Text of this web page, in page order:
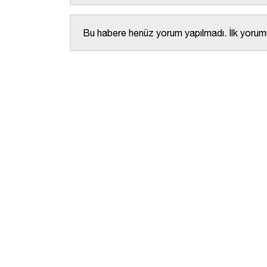
Bu habere henüz yorum yapılmadı. İlk